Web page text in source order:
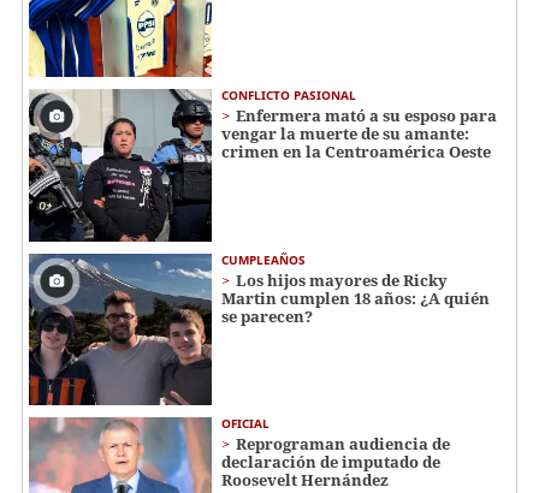
CONFLICTO PASIONAL
Enfermera mató a su esposo para
vengar la muerte de su amante:
crimen en la Centroamérica Oeste
CUMPLEAÑOS
Los hijos mayores de Ricky
Martin cumplen 18 años: ¿A quién
se parecen?
OFICIAL
Reprograman audiencia de
declaración de imputado de
Roosevelt Hernández